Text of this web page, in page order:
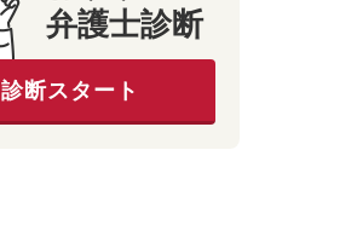
弁護士診断
診断スタート